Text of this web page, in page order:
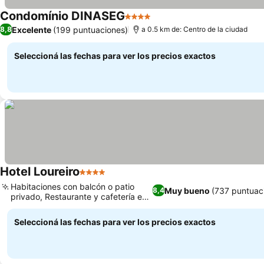
Condomínio DINASEG4 Estrellas
8,8Excelente (199 puntuaciones) a 0.5 km de: Centro de la ciudad
Seleccioná las fechas para ver los precios exactos
Hotel Loureiro4 Estrellas
8,4Muy bueno (737
Habitaciones con balcón o patio
privado, Restaurante y cafetería en
el hotel
Seleccioná las fechas para ver los precios exactos